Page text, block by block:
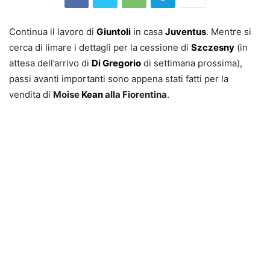
Continua il lavoro di Giuntoli in casa Juventus. Mentre si
cerca di limare i dettagli per la cessione di Szczesny (in
attesa dell’arrivo di Di Gregorio di settimana prossima),
passi avanti importanti sono appena stati fatti per la
vendita di Moise Keanalla Fiorentina.